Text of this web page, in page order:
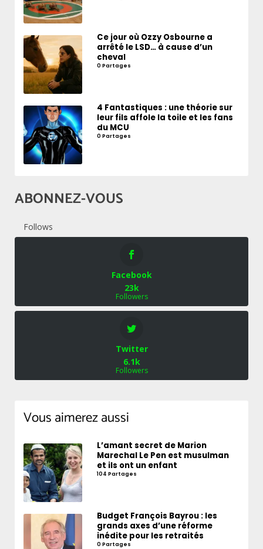
Ce jour où Ozzy Osbourne a
arrêté le LSD… à cause d’un
cheval
0 Partages
4 Fantastiques : une théorie sur
leur fils affole la toile et les fans
du MCU
0 Partages
ABONNEZ-VOUS
Follows
Facebook
23k
Followers
Twitter
6.1k
Followers
Vous aimerez aussi
L’amant secret de Marion
Marechal Le Pen est musulman
et ils ont un enfant
104 Partages
Budget François Bayrou : les
grands axes d’une réforme
inédite pour les retraités
0 Partages